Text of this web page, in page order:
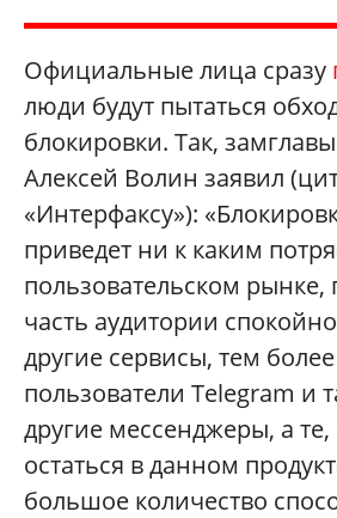
Официальные лица сразу
люди будут пытаться
блокировки. Так,
Алексей Волин заявил
«Интерфаксу»):
приведет ни к каким
пользовательском рынке,
часть аудитории
другие сервисы, тем
пользователи Telegram и
другие мессенджеры, а те,
остаться в данном
большое количество